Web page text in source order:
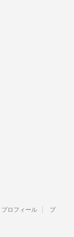
プロフィール
プ